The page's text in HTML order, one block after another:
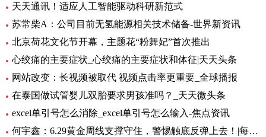
天天通讯！适应人工智能驱动科研新范式
苏常柴A：公司目前无氢能源相关技术储备-世界新资讯
北京荷花文化节开幕，主题花“粉舞妃”首次推出
心绞痛的主要症状_心绞痛的主要症状和体征|天天头条
网站改变：长视频被取代 视频点击率更重要_全球播报
在泰国做试管婴儿双胎要求男孩准吗？_天天微头条
excel单引号怎么消除_excel单引号怎么输入-焦点资讯
何宇鑫：6.29黄金周线支撑守住，警惕触底反弹上去！|每日短讯